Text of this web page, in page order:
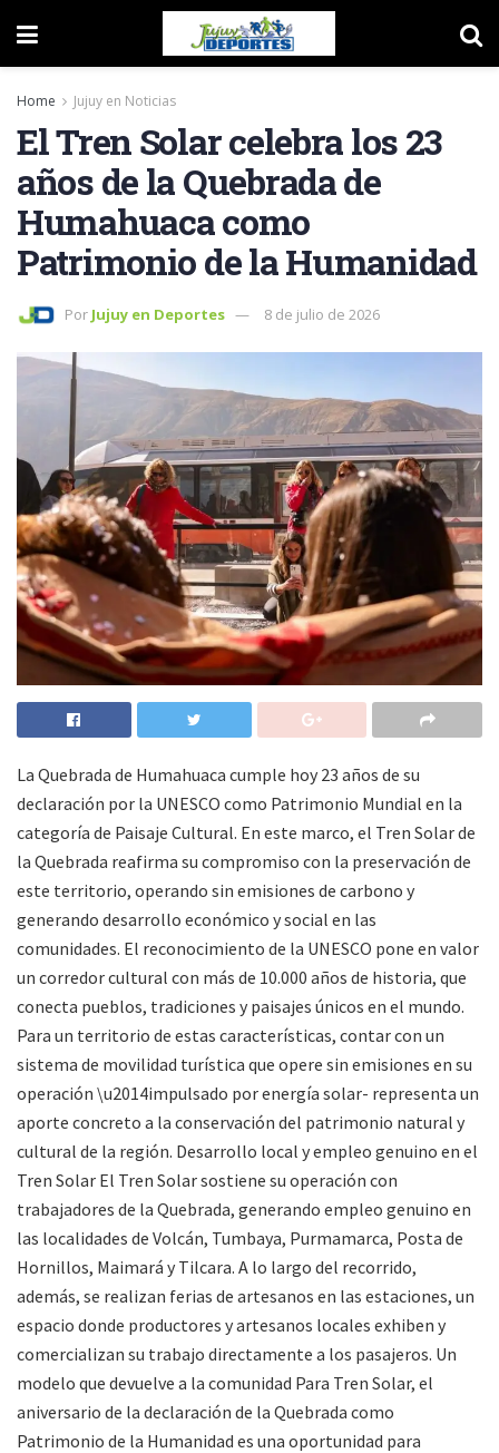
Home Jujuy en Noticias
El Tren Solar celebra los 23
años de la Quebrada de
Humahuaca como
Patrimonio de la Humanidad
Por Jujuy en Deportes 8 de julio de 2026
La Quebrada de Humahuaca cumple hoy 23 años de su
declaración por la UNESCO como Patrimonio Mundial en la
categoría de Paisaje Cultural. En este marco, el Tren Solar de
la Quebrada reafirma su compromiso con la preservación de
este territorio, operando sin emisiones de carbono y
generando desarrollo económico y social en las
comunidades. El reconocimiento de la UNESCO pone en valor
un corredor cultural con más de 10.000 años de historia, que
conecta pueblos, tradiciones y paisajes únicos en el mundo.
Para un territorio de estas características, contar con un
sistema de movilidad turística que opere sin emisiones en su
operación \u2014impulsado por energía solar- representa un
aporte concreto a la conservación del patrimonio natural y
cultural de la región. Desarrollo local y empleo genuino en el
Tren Solar El Tren Solar sostiene su operación con
trabajadores de la Quebrada, generando empleo genuino en
las localidades de Volcán, Tumbaya, Purmamarca, Posta de
Hornillos, Maimará y Tilcara. A lo largo del recorrido,
además, se realizan ferias de artesanos en las estaciones, un
espacio donde productores y artesanos locales exhiben y
comercializan su trabajo directamente a los pasajeros. Un
modelo que devuelve a la comunidad Para Tren Solar, el
aniversario de la declaración de la Quebrada como
Patrimonio de la Humanidad es una oportunidad para